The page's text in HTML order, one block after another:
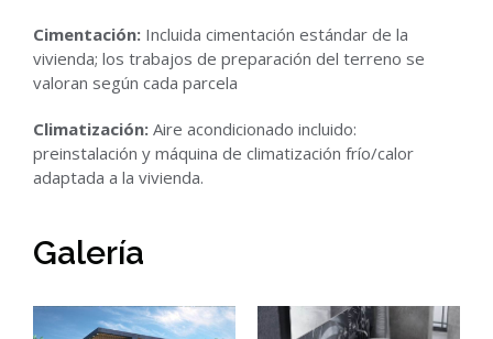
Cimentación: Incluida cimentación estándar de la
vivienda; los trabajos de preparación del terreno se
valoran según cada parcela
Climatización: Aire acondicionado incluido:
preinstalación y máquina de climatización frío/calor
adaptada a la vivienda.
Galería